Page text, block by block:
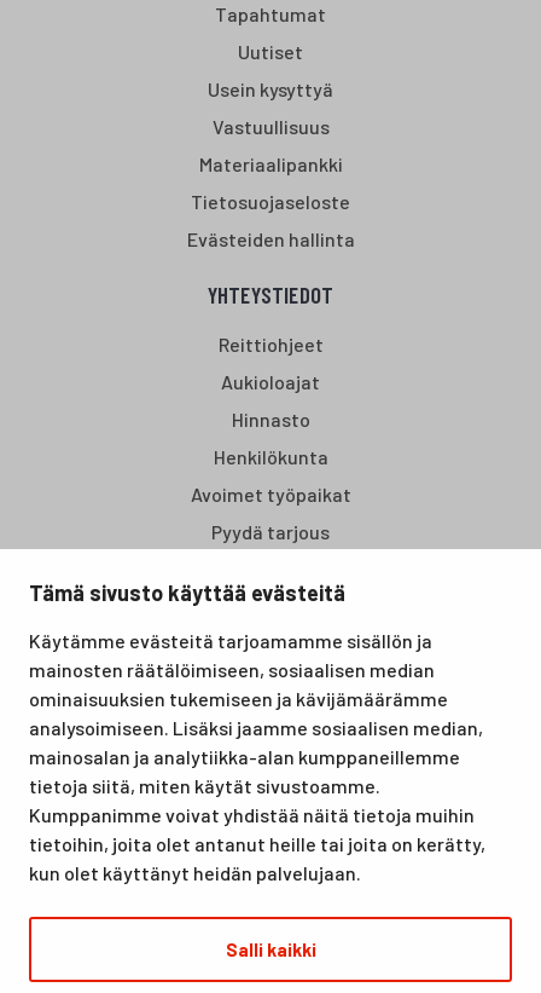
Tämä sivusto käyttää evästeitä
Käytämme evästeitä tarjoamamme sisällön ja
mainosten räätälöimiseen, sosiaalisen median
ominaisuuksien tukemiseen ja kävijämäärämme
analysoimiseen. Lisäksi jaamme sosiaalisen median,
mainosalan ja analytiikka-alan kumppaneillemme
tietoja siitä, miten käytät sivustoamme.
Kumppanimme voivat yhdistää näitä tietoja muihin
tietoihin, joita olet antanut heille tai joita on kerätty,
kun olet käyttänyt heidän palvelujaan.
Salli kaikki
Tapahtumat
Uutiset
Usein kysyttyä
Vastuullisuus
Materiaalipankki
Tietosuojaseloste
Evästeiden hallinta
YHTEYSTIEDOT
Reittiohjeet
Aukioloajat
Hinnasto
Henkilökunta
Avoimet työpaikat
Pyydä tarjous
koulutus- ja vapaa-ajan keskus, joka tarjoaa puitteet niin
lomille, harrastuksille kuin kansainvälisen tason
urheilutapahtumillekin. Santasport on myös virallinen
olympiavalmennuskeskus lumi- ja jääurheilulajeissa sekä
taitovalmennuksessa.